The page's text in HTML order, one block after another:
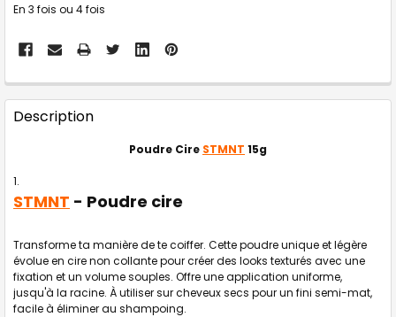
En 3 fois ou 4 fois
FRÉQUEMMENT
ACHETÉS
SELECTIONNER
LA
SÉLECTION
AU PANIER
Description
Poudre Cire STMNT 15g
STMNT - Poudre cire
Transforme ta manière de te coiffer. Cette poudre unique et légère
évolue en cire non collante pour créer des looks texturés avec une
fixation et un volume souples. Offre une application uniforme,
jusqu'à la racine. À utiliser sur cheveux secs pour un fini semi-mat,
facile à éliminer au shampoing.